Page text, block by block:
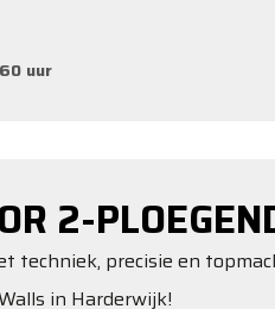
uur
2-
techniek, precisie en
in Harderwijk!